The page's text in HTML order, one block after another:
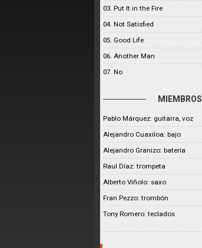
03. Put It in the Fire
04. Not Satisfied
05. Good Life
06. Another Man
07. No
MIEMBROS
Pablo Márquez: guitarra, voz
Alejandro Cuaxiloa: bajo
Alejandro Granizo: batería
Raul Díaz: trompeta
Alberto Viñolo: saxo
Fran Pezzo: trombón
Tony Romero: teclados